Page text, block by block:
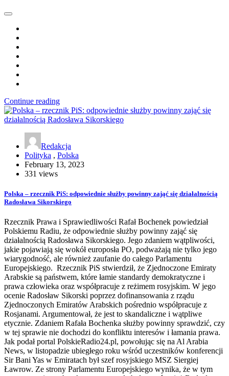
Continue reading
Redakcja
Polityka , Polska
February 13, 2023
331 views
Polska – rzecznik PiS: odpowiednie służby powinny zająć się działalnością
Radosława Sikorskiego
Rzecznik Prawa i Sprawiedliwości Rafał Bochenek powiedział
Polskiemu Radiu, że odpowiednie służby powinny zająć się
działalnością Radosława Sikorskiego. Jego zdaniem wątpliwości,
jakie pojawiają się wokół europosła PO, podważają nie tylko jego
wiarygodność, ale również zaufanie do całego Parlamentu
Europejskiego. Rzecznik PiS stwierdził, że Zjednoczone Emiraty
Arabskie są państwem, które łamie standardy demokratyczne i
prawa człowieka oraz współpracuje z reżimem rosyjskim. W jego
ocenie Radosław Sikorski poprzez dofinansowania z rządu
Zjednoczonych Emiratów Arabskich pośrednio współpracuje z
Rosjanami. Argumentował, że jest to skandaliczne i wątpliwe
etycznie. Zdaniem Rafała Bochenka służby powinny sprawdzić, czy
w tej sprawie nie dochodzi do konfliktu interesów i łamania prawa.
Jak podał portal PolskieRadio24.pl, powołując się na Al Arabia
News, w listopadzie ubiegłego roku wśród uczestników konferencji
Sir Bani Yas w Emiratach był szef rosyjskiego MSZ Siergiej
Ławrow. Ze strony Parlamentu Europejskiego wynika, że w tym